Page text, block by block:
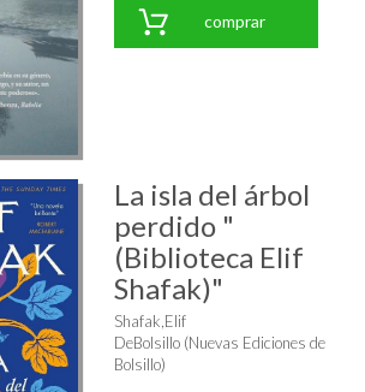
comprar
La isla del árbol
perdido "
(Biblioteca Elif
Shafak)"
Shafak,Elif
DeBolsillo (Nuevas Ediciones de
Bolsillo)